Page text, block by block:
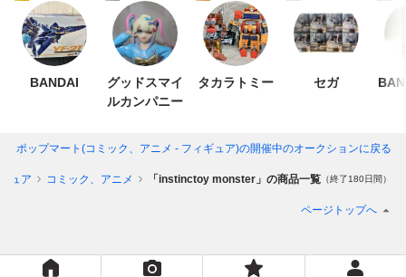
BANDAI
グッドスマイ
ルカンパニー
タカラトミー セガ
| ポップマート(コミック、アニメ - フィギュア)の開催中のオークションに戻る
ュア コミック、アニメ 「instinctoy monster」の商品一覧 （終了180日間）
ページトップへ